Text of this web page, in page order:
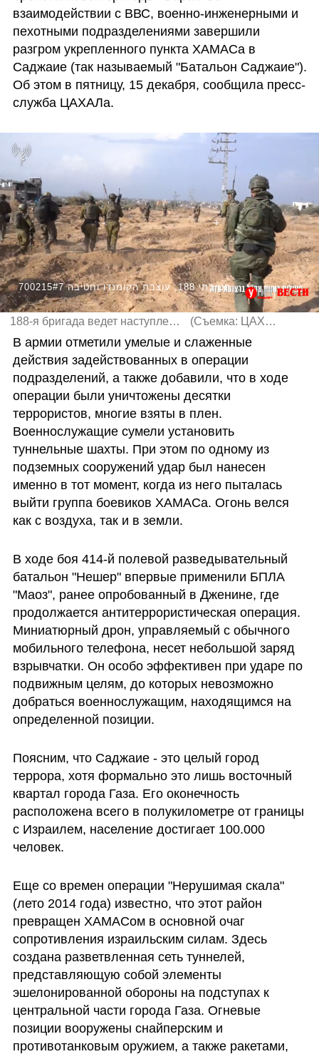
взаимодействии с ВВС, военно-инженерными и
пехотными подразделениями завершили
разгром укрепленного пункта ХАМАСа в
Саджаие (так называемый "Батальон Саджаие").
Об этом в пятницу, 15 декабря, сообщила пресс-
служба ЦАХАЛа.
700215#תיעודים מכוחות צוות הקרב החטיבתי 188, עוצבת הקומנדו וחטיבה 7
188-я бригада ведет наступление (Съемка: ЦАХАЛ
В армии отметили умелые и слаженные
действия задействованных в операции
подразделений, а также добавили, что в ходе
операции были уничтожены десятки
террористов, многие взяты в плен.
Военнослужащие сумели установить
туннельные шахты. При этом по одному из
подземных сооружений удар был нанесен
именно в тот момент, когда из него пыталась
выйти группа боевиков ХАМАСа. Огонь велся
как с воздуха, так и в земли.
В ходе боя 414-й полевой разведывательный
батальон "Нешер" впервые применили БПЛА
"Маоз", ранее опробованный в Дженине, где
продолжается антитеррористическая операция.
Миниатюрный дрон, управляемый с обычного
мобильного телефона, несет небольшой заряд
взрывчатки. Он особо эффективен при ударе по
подвижным целям, до которых невозможно
добраться военнослужащим, находящимся на
определенной позиции.
Поясним, что Саджаие - это целый город
террора, хотя формально это лишь восточный
квартал города Газа. Его оконечность
расположена всего в полукилометре от границы
с Израилем, население достигает 100.000
человек.
Еще со времен операции "Нерушимая скала"
(лето 2014 года) известно, что этот район
превращен ХАМАСом в основной очаг
сопротивления израильским силам. Здесь
создана разветвленная сеть туннелей,
представляющую собой элементы
эшелонированной обороны на подступах к
центральной части города Газа. Огневые
позиции вооружены снайперским и
противотанковым оружием, а также ракетами,